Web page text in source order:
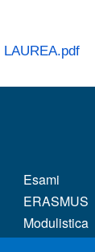
Esami
ERASMUS
Modulistica